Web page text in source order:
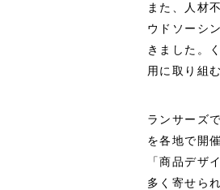
また、人材
ウドソーシ
きました。
用に取り組
ランサーズ
を各地で開
「商品デザ
多く寄せら